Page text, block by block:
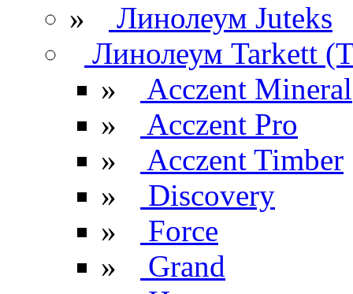
»
Линолеум Juteks
Линолеум Tarkett
»
Acczent Mineral
»
Acczent Pro
»
Acczent Timber
»
Discovery
»
Force
»
Grand